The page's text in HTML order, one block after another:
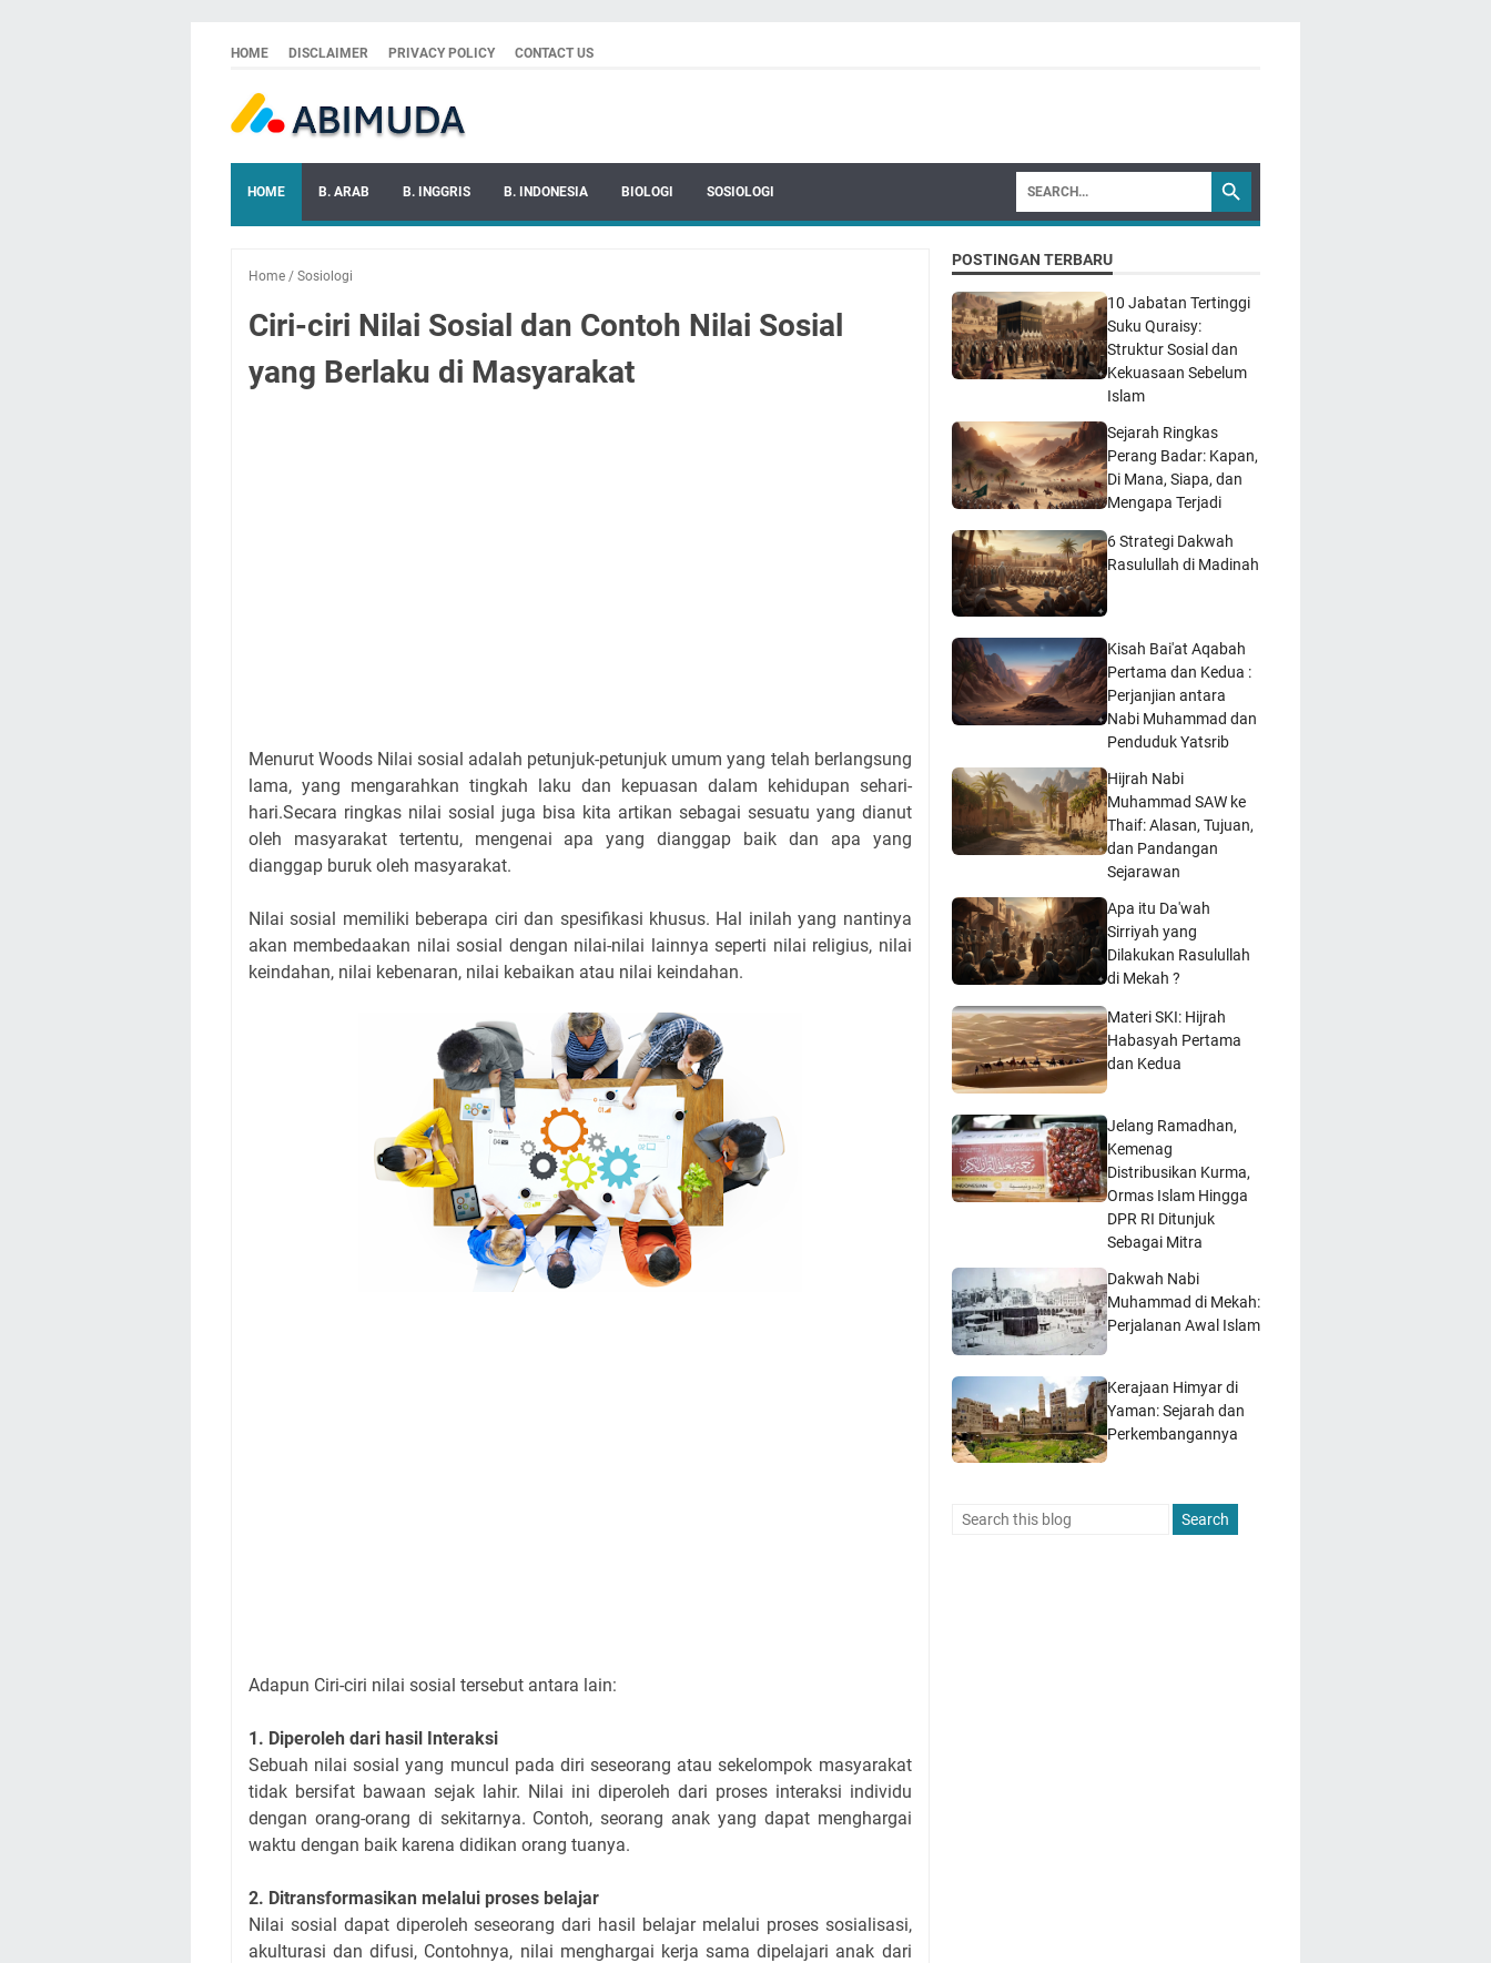
HOME DISCLAIMER PRIVACY POLICY CONTACT US
HOME B. ARAB B. INGGRIS B. INDONESIA BIOLOGI SOSIOLOGI
Home / Sosiologi
Ciri-ciri Nilai Sosial dan Contoh Nilai Sosial
yang Berlaku di Masyarakat
Menurut Woods Nilai sosial adalah petunjuk-petunjuk umum yang telah berlangsung
lama, yang mengarahkan tingkah laku dan kepuasan dalam kehidupan sehari-
hari.Secara ringkas nilai sosial juga bisa kita artikan sebagai sesuatu yang dianut
oleh masyarakat tertentu, mengenai apa yang dianggap baik dan apa yang
dianggap buruk oleh masyarakat.
Nilai sosial memiliki beberapa ciri dan spesifikasi khusus. Hal inilah yang nantinya
akan membedaakan nilai sosial dengan nilai-nilai lainnya seperti nilai religius, nilai
keindahan, nilai kebenaran, nilai kebaikan atau nilai keindahan.
Adapun Ciri-ciri nilai sosial tersebut antara lain:
1. Diperoleh dari hasil Interaksi
Sebuah nilai sosial yang muncul pada diri seseorang atau sekelompok masyarakat
tidak bersifat bawaan sejak lahir. Nilai ini diperoleh dari proses interaksi individu
dengan orang-orang di sekitarnya. Contoh, seorang anak yang dapat menghargai
waktu dengan baik karena didikan orang tuanya.
2. Ditransformasikan melalui proses belajar
Nilai sosial dapat diperoleh seseorang dari hasil belajar melalui proses sosialisasi,
akulturasi dan difusi, Contohnya, nilai menghargai kerja sama dipelajari anak dari
POSTINGAN TERBARU
10 Jabatan Tertinggi
Suku Quraisy:
Struktur Sosial dan
Kekuasaan Sebelum
Islam
Sejarah Ringkas
Perang Badar: Kapan,
Di Mana, Siapa, dan
Mengapa Terjadi
6 Strategi Dakwah
Rasulullah di Madinah
Kisah Bai'at Aqabah
Pertama dan Kedua :
Perjanjian antara
Nabi Muhammad dan
Penduduk Yatsrib
Hijrah Nabi
Muhammad SAW ke
Thaif: Alasan, Tujuan,
dan Pandangan
Sejarawan
Apa itu Da'wah
Sirriyah yang
Dilakukan Rasulullah
di Mekah ?
Materi SKI: Hijrah
Habasyah Pertama
dan Kedua
Jelang Ramadhan,
Kemenag
Distribusikan Kurma,
Ormas Islam Hingga
DPR RI Ditunjuk
Sebagai Mitra
Dakwah Nabi
Muhammad di Mekah:
Perjalanan Awal Islam
Kerajaan Himyar di
Yaman: Sejarah dan
Perkembangannya